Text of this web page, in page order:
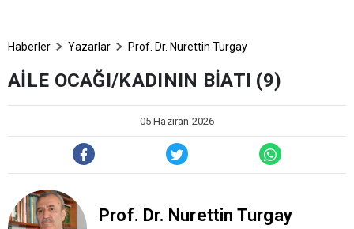
Haberler Yazarlar Prof. Dr. Nurettin Turgay
AİLE OCAĞI/KADININ BİATI (9)
05 Haziran 2026
Prof. Dr. Nurettin Turgay